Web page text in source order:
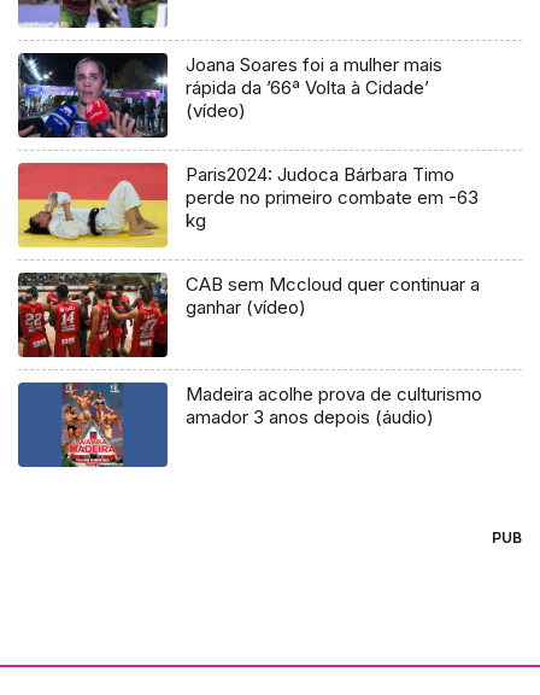
Joana Soares foi a mulher mais
rápida da ’66ª Volta à Cidade’
(vídeo)
Paris2024: Judoca Bárbara Timo
perde no primeiro combate em -63
kg
CAB sem Mccloud quer continuar a
ganhar (vídeo)
Madeira acolhe prova de culturismo
amador 3 anos depois (áudio)
PUB